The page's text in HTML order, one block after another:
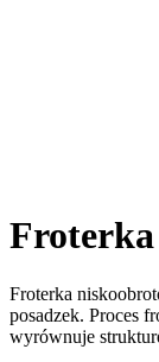
Froterka
posadzek. Proces
wyrównuje